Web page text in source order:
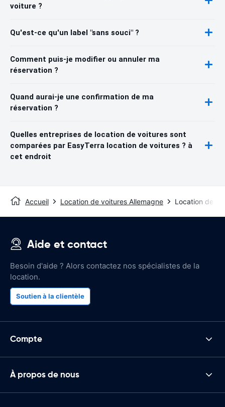
voiture ?
Qu'est-ce qu'un label "sans souci" ?
Comment puis-je modifier ou annuler ma
réservation ?
Quand aurai-je une confirmation de ma
réservation ?
Quelles entreprises de location de voitures sont
comparées par EasyTerra location de voitures ? à
cet endroit
Accueil Location de voitures Allemagne Location de
Aide et contact
Besoin d'aide ? Alors contactez nos spécialistes de la
location.
Soutien à la clientèle
Compte
À propos de nous